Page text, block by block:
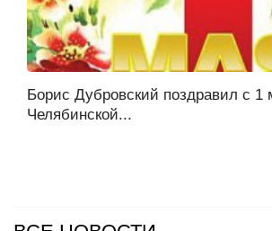
Борис Дубровский поздравил с 1
Челябинской...